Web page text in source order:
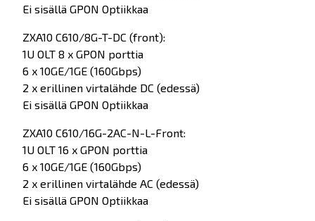
Ei sisällä GPON Optiikkaa
ZXA10 C610/8G-T-DC (front):
1U OLT 8 x GPON porttia
6 x 10GE/1GE (160Gbps)
2 x erillinen virtalähde DC (edessä)
Ei sisällä GPON Optiikkaa
ZXA10 C610/16G-2AC-N-L-Front:
1U OLT 16 x GPON porttia
6 x 10GE/1GE (160Gbps)
2 x erillinen virtalähde AC (edessä)
Ei sisällä GPON Optiikkaa